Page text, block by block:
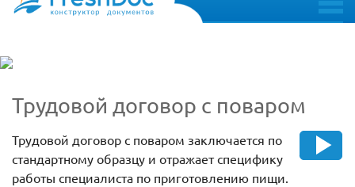
toggle
Трудовой договор с поваром
Трудовой договор с поваром заключается по
стандартному образцу и отражает специфику
работы специалиста по приготовлению пищи.